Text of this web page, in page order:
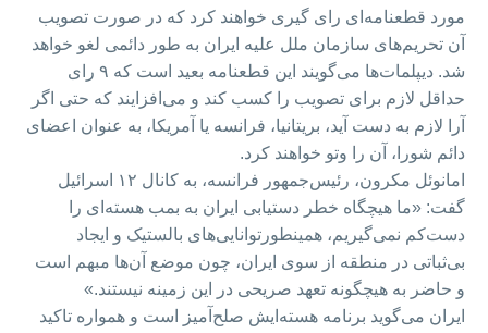
مورد قطعنامه‌ای رای گیری خواهند کرد که در صورت تصویب
آن تحریم‌های سازمان ملل علیه ایران به طور دائمی لغو خواهد
شد. دیپلمات‌ها می‌گویند این قطعنامه بعید است که ۹ رای
حداقل لازم برای تصویب را کسب کند و می‌افزایند که حتی اگر
آرا لازم به دست آید، بریتانیا، فرانسه یا آمریکا، به عنوان اعضای
دائم شورا، آن را وتو خواهند کرد.
امانوئل مکرون، رئیس‌جمهور فرانسه، به کانال ۱۲ اسرائیل
گفت: «ما هیچگاه خطر دستیابی ایران به بمب هسته‌ای را
دست‌کم نمی‌گیریم، همینطورتوانایی‌های بالستیک و ایجاد
بی‌ثباتی در منطقه از سوی ایران، چون موضع آن‌ها مبهم است
و حاضر به هیچگونه تعهد صریحی در این زمینه نیستند.»
ایران می‌گوید برنامه هسته‌ایش صلح‌آمیز است و همواره تاکید